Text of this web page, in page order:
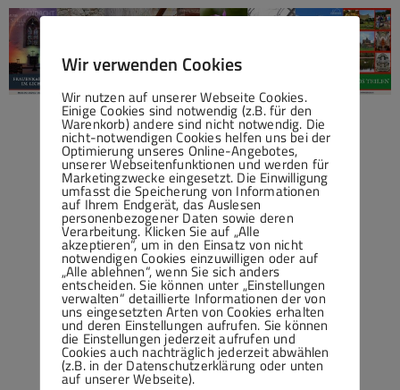
Wir verwenden Cookies
Wir nutzen auf unserer Webseite Cookies.
Einige Cookies sind notwendig (z.B. für den
Warenkorb) andere sind nicht notwendig. Die
nicht-notwendigen Cookies helfen uns bei der
Optimierung unseres Online-Angebotes,
unserer Webseitenfunktionen und werden für
Marketingzwecke eingesetzt. Die Einwilligung
umfasst die Speicherung von Informationen
auf Ihrem Endgerät, das Auslesen
personenbezogener Daten sowie deren
Verarbeitung. Klicken Sie auf „Alle
akzeptieren“, um in den Einsatz von nicht
notwendigen Cookies einzuwilligen oder auf
„Alle ablehnen“, wenn Sie sich anders
entscheiden. Sie können unter „Einstellungen
verwalten“ detaillierte Informationen der von
uns eingesetzten Arten von Cookies erhalten
und deren Einstellungen aufrufen. Sie können
die Einstellungen jederzeit aufrufen und
Cookies auch nachträglich jederzeit abwählen
(z.B. in der Datenschutzerklärung oder unten
auf unserer Webseite).